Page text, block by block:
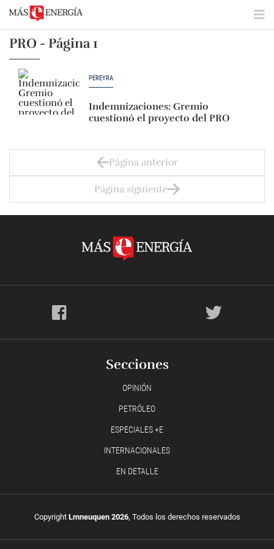
PRO - Página 1
PEREYRA
Indemnizaciones: Gremio
cuestionó el proyecto del PRO
Página anterior
Página siguiente
Secciones
OPINIÓN
PETRÓLEO
ESPECIALES +E
INTERNACIONALES
EN DETALLE
Copyright Lmneuquen 2026, Todos los derechos reservados